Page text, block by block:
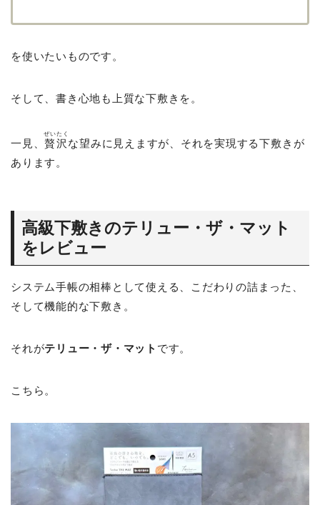
を使いたいものです。
そして、書き心地も上質な下敷きを。
一見、贅沢
ぜいたく
な望みに見えますが、それを実現する下敷きが
あります。
高級下敷きのテリュー・ザ・マット
をレビュー
システム手帳の相棒として使える、こだわりの詰まった、
そして機能的な下敷き。
それがテリュー・ザ・マット です。
こちら。